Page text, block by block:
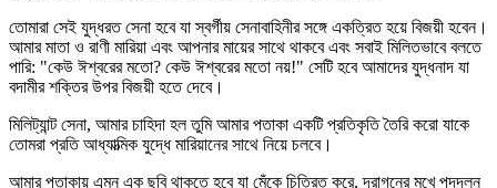
তোমারা সেই যুদ্ধরত সেনা হবে যা স্বর্গীয় সেনাবাহিনীর সঙ্গে একত্রিত হয়ে বিজয়ী হবেন।
আমার মাতা ও রাণী মারিয়া এবং আপনার মায়ের সাথে থাকবে এবং সবাই মিলিতভাবে বলতে
পারি: "কেউ ঈশ্বরের মতো? কেউ ঈশ্বরের মতো নয়!" সেটি হবে আমাদের যুদ্ধনাদ যা
বদামীর শক্তির উপর বিজয়ী হতে দেবে।
মিলিট্যান্ট সেনা, আমার চাহিদা হল তুমি আমার পতাকা একটি প্রতিকৃতি তৈরি করো যাকে
তোমরা প্রতি আধ্যাত্মিক যুদ্ধে মারিয়ানের সাথে নিয়ে চলবে।
আমার পতাকায় এমন এক ছবি থাকতে হবে যা মেঁকে চিত্রিত করে, দ্রাগনের মুখে পদদলন